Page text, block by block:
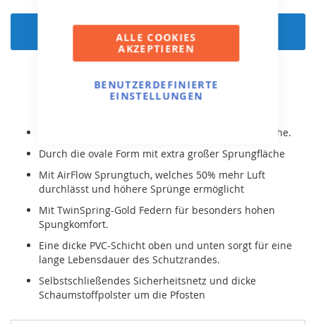
ALLE COOKIES
AKZEPTIEREN
BENUTZERDEFINIERTE
EINSTELLUNGEN
In den Warenkorb
Einfaches Betreten durch die niedrige Einstiegshöhe.
Durch die ovale Form mit extra großer Sprungfläche
Mit AirFlow Sprungtuch, welches 50% mehr Luft
durchlässt und höhere Sprünge ermöglicht
Mit TwinSpring-Gold Federn für besonders hohen
Spungkomfort.
Eine dicke PVC-Schicht oben und unten sorgt für eine
lange Lebensdauer des Schutzrandes.
Selbstschließendes Sicherheitsnetz und dicke
Schaumstoffpolster um die Pfosten